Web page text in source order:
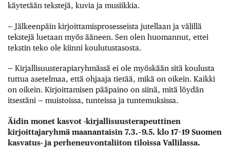
käytetään tekstejä, kuvia ja musiikkia.
— Jälkeenpäin kirjoittamisprosesseista jutellaan ja välillä
tekstejä luetaan myös ääneen. Sen olen huomannut, ettei
tekstin teko ole kiinni koulutustasosta.
— Kirjallisuusterapiaryhmässä ei ole myöskään sitä koulusta
tuttua asetelmaa, että ohjaaja tietää, mikä on oikein. Kaikki
on oikein. Kirjoittamisen pääpaino on siinä, mitä löydän
itsestäni — muistoissa, tunteissa ja tuntemuksissa.
Äidin monet kasvot -kirjallisuusterapeuttinen
kirjoittajaryhmä maanantaisin 7.3.–9.5. klo 17–19 Suomen
kasvatus- ja perheneuvontaliiton tiloissa Vallilassa.